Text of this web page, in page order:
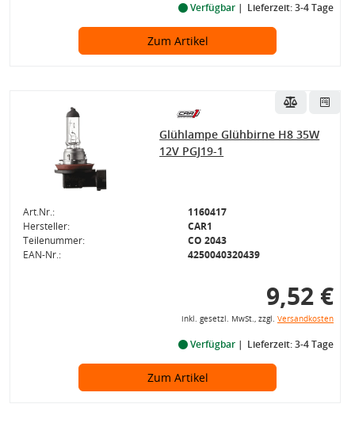
Verfügbar Lieferzeit: 3-4 Tage
Zum Artikel
Glühlampe Glühbirne H8 35W
12V PGJ19-1
Art.Nr.:
1160417
Hersteller:
CAR1
Teilenummer:
CO 2043
EAN-Nr.:
4250040320439
9,52 €
inkl. gesetzl. MwSt., zzgl. Versandkosten
Verfügbar Lieferzeit: 3-4 Tage
Zum Artikel